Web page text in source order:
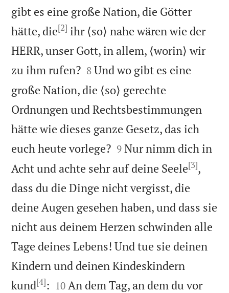
gibt es eine große Nation, die Götter
hätte, die[2] ihr ⟨so⟩ nahe wären wie der
HERR, unser Gott, in allem, ⟨worin⟩ wir
zu ihm rufen?
8 Und wo gibt es eine
große Nation, die ⟨so⟩ gerechte
Ordnungen und Rechtsbestimmungen
hätte wie dieses ganze Gesetz, das ich
euch heute vorlege?
9 Nur nimm dich in
Acht und achte sehr auf deine Seele[3],
dass du die Dinge nicht vergisst, die
deine Augen gesehen haben, und dass sie
nicht aus deinem Herzen schwinden alle
Tage deines Lebens! Und tue sie deinen
Kindern und deinen Kindeskindern
kund[4]: 

10 An dem Tag, an dem du vor